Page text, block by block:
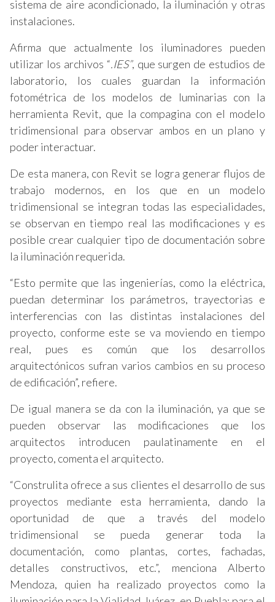
sistema de aire acondicionado, la iluminación y otras
instalaciones.
Afirma que actualmente los iluminadores pueden
utilizar los archivos “.IES”, que surgen de estudios de
laboratorio, los cuales guardan la información
fotométrica de los modelos de luminarias con la
herramienta Revit, que la compagina con el modelo
tridimensional para observar ambos en un plano y
poder interactuar.
De esta manera, con Revit se logra generar flujos de
trabajo modernos, en los que en un modelo
tridimensional se integran todas las especialidades,
se observan en tiempo real las modificaciones y es
posible crear cualquier tipo de documentación sobre
la iluminación requerida.
“Esto permite que las ingenierías, como la eléctrica,
puedan determinar los parámetros, trayectorias e
interferencias con las distintas instalaciones del
proyecto, conforme este se va moviendo en tiempo
real, pues es común que los desarrollos
arquitectónicos sufran varios cambios en su proceso
de edificación”, refiere.
De igual manera se da con la iluminación, ya que se
pueden observar las modificaciones que los
arquitectos introducen paulatinamente en el
proyecto, comenta el arquitecto.
“Construlita ofrece a sus clientes el desarrollo de sus
proyectos mediante esta herramienta, dando la
oportunidad de que a través del modelo
tridimensional se pueda generar toda la
documentación, como plantas, cortes, fachadas,
detalles constructivos, etc.”, menciona Alberto
Mendoza, quien ha realizado proyectos como la